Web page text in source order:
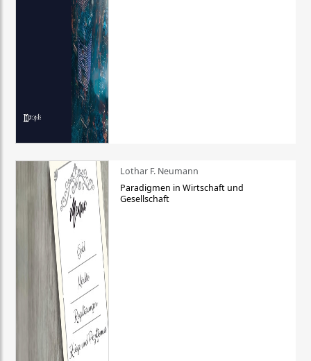
Lothar F. Neumann
Paradigmen in Wirtschaft und
Gesellschaft